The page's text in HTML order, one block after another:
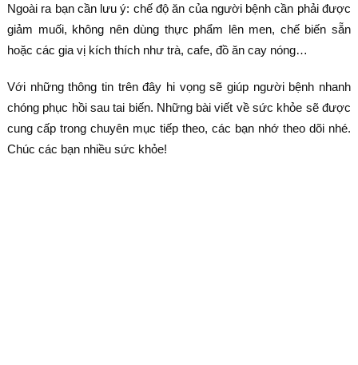
Ngoài ra bạn cần lưu ý: chế độ ăn của người bệnh cần phải được
giảm muối, không nên dùng thực phẩm lên men, chế biến sẵn
hoặc các gia vị kích thích như trà, cafe, đồ ăn cay nóng…
Với những thông tin trên đây hi vọng sẽ giúp người bệnh nhanh
chóng phục hồi sau tai biến. Những bài viết về sức khỏe sẽ được
cung cấp trong chuyên mục tiếp theo, các bạn nhớ theo dõi nhé.
Chúc các bạn nhiều sức khỏe!